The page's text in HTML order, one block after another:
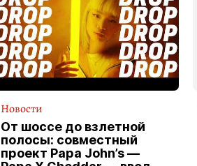
Новости
От шоссе до взлетной
полосы: совместный
проект Papa John’s —